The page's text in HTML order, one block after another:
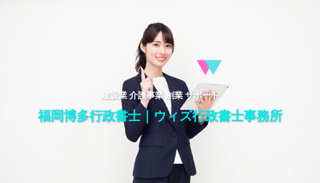
建設業 介護事業 創業 サポート
福岡博多行政書士｜ウィズ行政書士事務所